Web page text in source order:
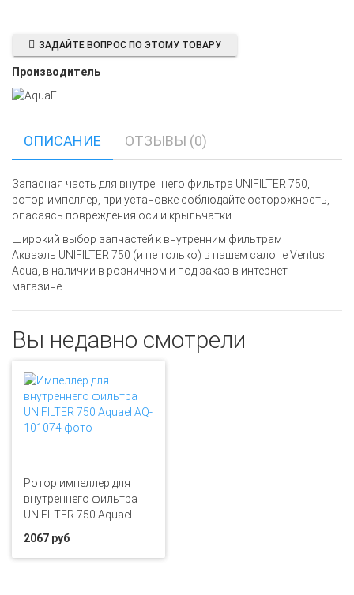
ЗАДАЙТЕ ВОПРОС ПО ЭТОМУ ТОВАРУ
Производитель
ОПИСАНИЕ ОТЗЫВЫ (0)
Запасная часть для внутреннего фильтра UNIFILTER 750,
ротор-импеллер, при установке соблюдайте осторожность,
опасаясь повреждения оси и крыльчатки.
Широкий выбор запчастей к внутренним фильтрам
Акваэль UNIFILTER 750 (и не только) в нашем салоне Ventus
Aqua, в наличии в розничном и под заказ в интернет-
магазине.
Вы недавно смотрели
Ротор импеллер для
внутреннего фильтра
UNIFILTER 750 Aquael
2067 руб